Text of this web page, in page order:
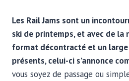
Les Rail Jams sont un
ski de printemps, et avec de la
format décontracté et un
présents, celui-ci s’annonce
vous soyez de passage ou